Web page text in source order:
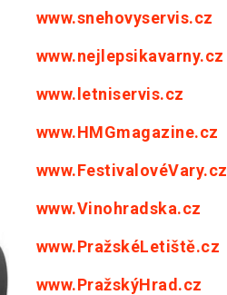
www.snehovyservis.cz
www.nejlepsikavarny.cz
www.letniservis.cz
www.HMGmagazine.cz
www.FestivalovéVary.cz
www.Vinohradska.cz
www.PražskéLetiště.cz
www.PražskýHrad.cz